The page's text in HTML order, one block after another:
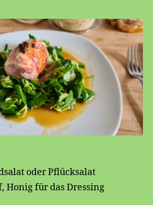
oder Pflücksalat
Honig für das Dressing